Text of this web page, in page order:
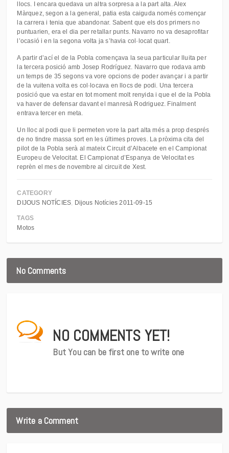
llocs. I encara quedava un altra sorpresa a la part alta. Alex
Màrquez, segon a la general, patia esta caiguda només començar
la carrera i tenia que abandonar. Sabent que els dos primers no
puntuarien, era el dia per retallar punts. Navarro no va desaprofitar
l’ocasió i en la segona volta ja s’havia col·locat quart.
A partir d’ací el de la Pobla començava la seua particular lluita per
la tercera posició amb Josep Rodríguez. Navarro que rodava amb
un temps de 35 segons va vore opcions de poder avançar i a partir
de la vuitena volta es col·locava en llocs de podi. Una tercera
posició que va estar en tot moment molt renyida i que el de la Pobla
va haver de defensar davant el manresà Rodriguez. Finalment
entrava tercer en meta.
Un lloc al podi que li permeten vore la part alta més a prop després
de no tindre massa sort en les últimes proves. La pròxima cita del
pilot de la Pobla serà al mateix Circuit d’Albacete en el Campionat
Europeu de Velocitat. El Campionat d’Espanya de Velocitat es
reprèn el mes de novembre al circuit de Xest.
CATEGORY
DIJOUS NOTÍCIES
Dijous Notícies 2011-09-15
TAGS
Motos
No Comments
NO COMMENTS YET!
But You can be first one to write one
Write a Comment